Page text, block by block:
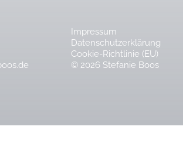
Impressum
Datenschutzerklärung
Cookie-Richtlinie (EU)
© 2026 Stefanie Boos